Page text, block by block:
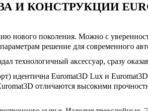
КОНСТРУКЦИИ
нового поколения. Можно с
решение для современного
технологичный аксессуар, сразу
идентична Euromat3D Lux и
отличаются высокими